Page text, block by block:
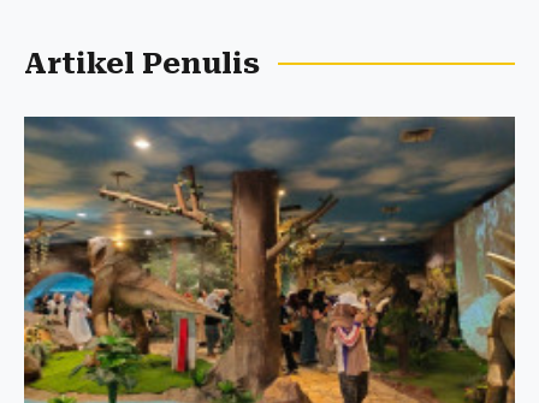
Artikel Penulis